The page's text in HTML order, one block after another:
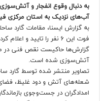
به دنبال وقوع انفجار و
آب‌های نزدیک به استان مرکزی فیلیپین،
به گزارش ایسنا، مقامات گارد
فوت این ۶ نفر را تایید و اعلام کردند که ۶ خدمه دیگر نیز نجات یافته‌اند.
گزارش‌ها حاکیست نقص فنی در
آتش‌سوزی شده است.
تصاویر منتشر شده توسط گارد
شعله‌های آتش و دود غلیظ، فضای
امدادگران در جست‌وجوی